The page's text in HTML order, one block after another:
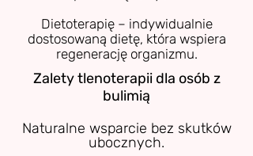
Dietoterapię – indywidualnie
dostosowaną dietę, która wspiera
regenerację organizmu.
Zalety tlenoterapii dla osób z
bulimią
Naturalne wsparcie bez skutków
ubocznych.